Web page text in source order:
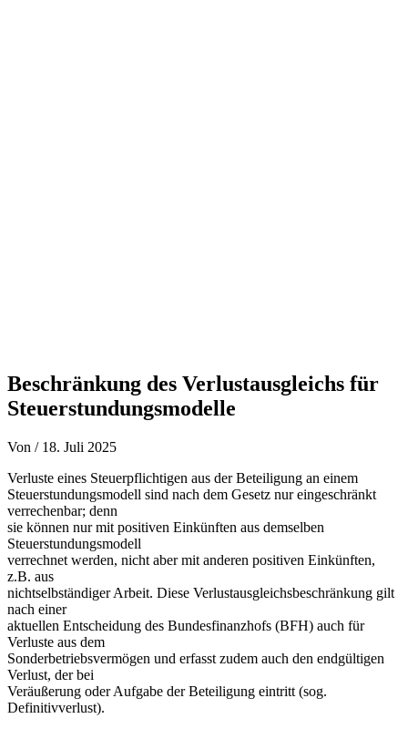
Beschränkung des Verlustausgleichs für
Steuerstundungsmodelle
Von / 18. Juli 2025
Verluste eines Steuerpflichtigen aus der Beteiligung an einem
Steuerstundungsmodell sind nach dem Gesetz nur eingeschränkt
verrechenbar; denn
sie können nur mit positiven Einkünften aus demselben
Steuerstundungsmodell
verrechnet werden, nicht aber mit anderen positiven Einkünften,
z.B. aus
nichtselbständiger Arbeit. Diese Verlustausgleichsbeschränkung gilt
nach einer
aktuellen Entscheidung des Bundesfinanzhofs (BFH) auch für
Verluste aus dem
Sonderbetriebsvermögen und erfasst zudem auch den endgültigen
Verlust, der bei
Veräußerung oder Aufgabe der Beteiligung eintritt (sog.
Definitivverlust).